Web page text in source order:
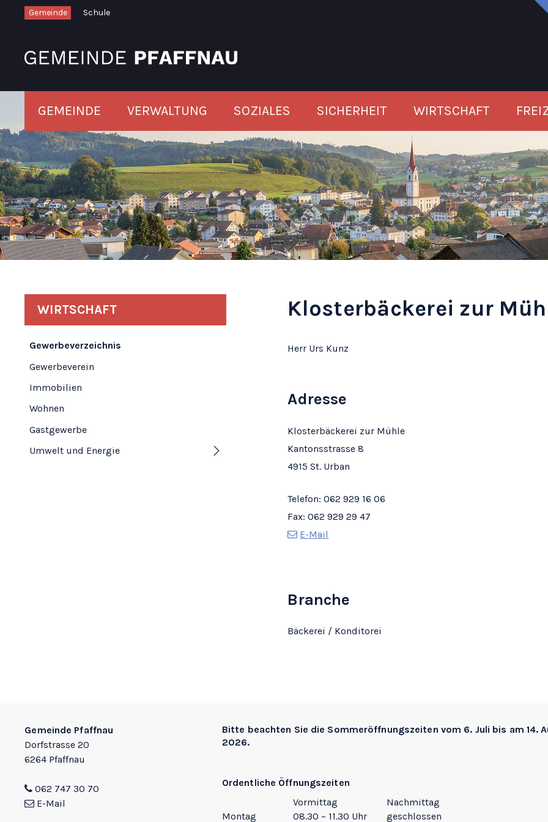
Navigieren in Pfaffnau
Schnellnavigation
Gemeinde Schule
GEMEINDE VERWALTUNG SOZIALES SICHERHEIT WIRTSCHAFT
Subnavigation
WIRTSCHAFT
Gewerbeverzeichnis
Gewerbeverein
Immobilien
Wohnen
Gastgewerbe
Umwelt und Energie
Klosterbäckerei zur
Herr Urs Kunz
Adresse
Klosterbäckerei zur Mühle
Kantonsstrasse 8
4915 St. Urban
Telefon:062 929 16 06
Fax:062 929 29 47
E-Mail
Branche
Bäckerei / Konditorei
Gemeinde Pfaffnau
Dorfstrasse 20
6264 Pfaffnau
062 747 30 70
E-Mail
Bitte beachten Sie die Sommeröffnungszeiten vom 6. Juli bis am 14.
2026.
Ordentliche Öffnungszeiten
Vormittag
Nachmittag
Montag
08.30 – 11.30 Uhr geschlossen